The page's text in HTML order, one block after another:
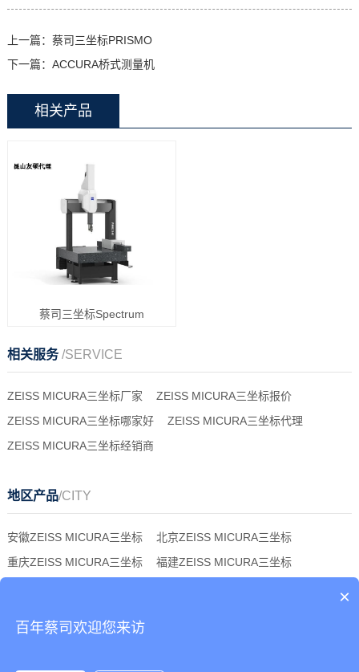
上一篇： 蔡司三坐标PRISMO
下一篇： ACCURA桥式测量机
相关产品
蔡司三坐标Spectrum
相关服务/SERVICE
ZEISS MICURA三坐标厂家
ZEISS MICURA三坐标报价
ZEISS MICURA三坐标哪家好
ZEISS MICURA三坐标代理
ZEISS MICURA三坐标经销商
地区产品/CITY
安徽ZEISS MICURA三坐标
北京ZEISS MICURA三坐标
重庆ZEISS MICURA三坐标
福建ZEISS MICURA三坐标
海南ZEISS MICURA三坐标
×
百年蔡司欢迎您来访